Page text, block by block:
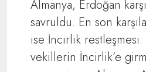
Almanya, Erdoğan
savruldu. En son
ise İncirlik
vekillerin İncirlik’e